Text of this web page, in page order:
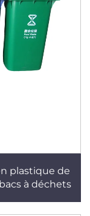
plastique de
à déchets